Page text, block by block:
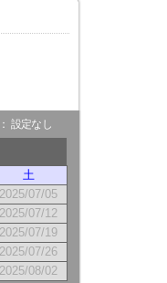
設定なし
土
2025/07/05
2025/07/12
2025/07/19
2025/07/26
2025/08/02